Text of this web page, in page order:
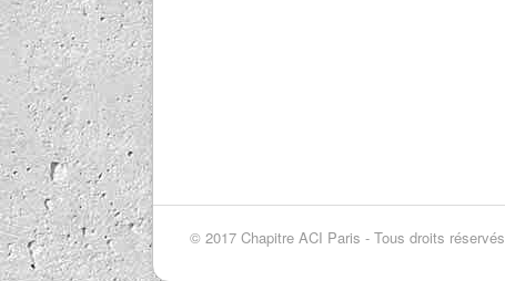
© 2017 Chapitre ACI Paris - Tous droits réservés